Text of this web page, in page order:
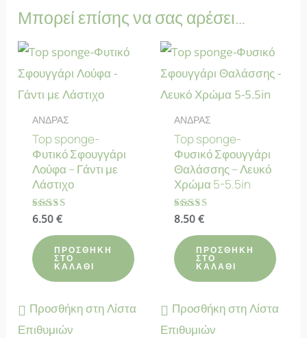
Μπορεί επίσης να σας αρέσει…
ΑΝΔΡΑΣ
Top sponge-
Φυτικό Σφουγγάρι
Λούφα – Γάντι με
Λάστιχο
Βαθμολογήθηκε
5.00
από 5
6.50 €
ΠΡΟΣΘΉΚΗ
ΣΤΟ
ΚΑΛΆΘΙ
Προσθήκη στη Λίστα
Επιθυμιών
ΑΝΔΡΑΣ
Top sponge-
Φυσικό Σφουγγάρι
Θαλάσσης – Λευκό
Χρώμα 5-5.5in
Βαθμολογήθηκε
5.00
από 5
8.50€
ΠΡΟΣΘΉΚΗ
ΣΤΟ
ΚΑΛΆΘΙ
Προσθήκη στη Λίστα
Επιθυμιών